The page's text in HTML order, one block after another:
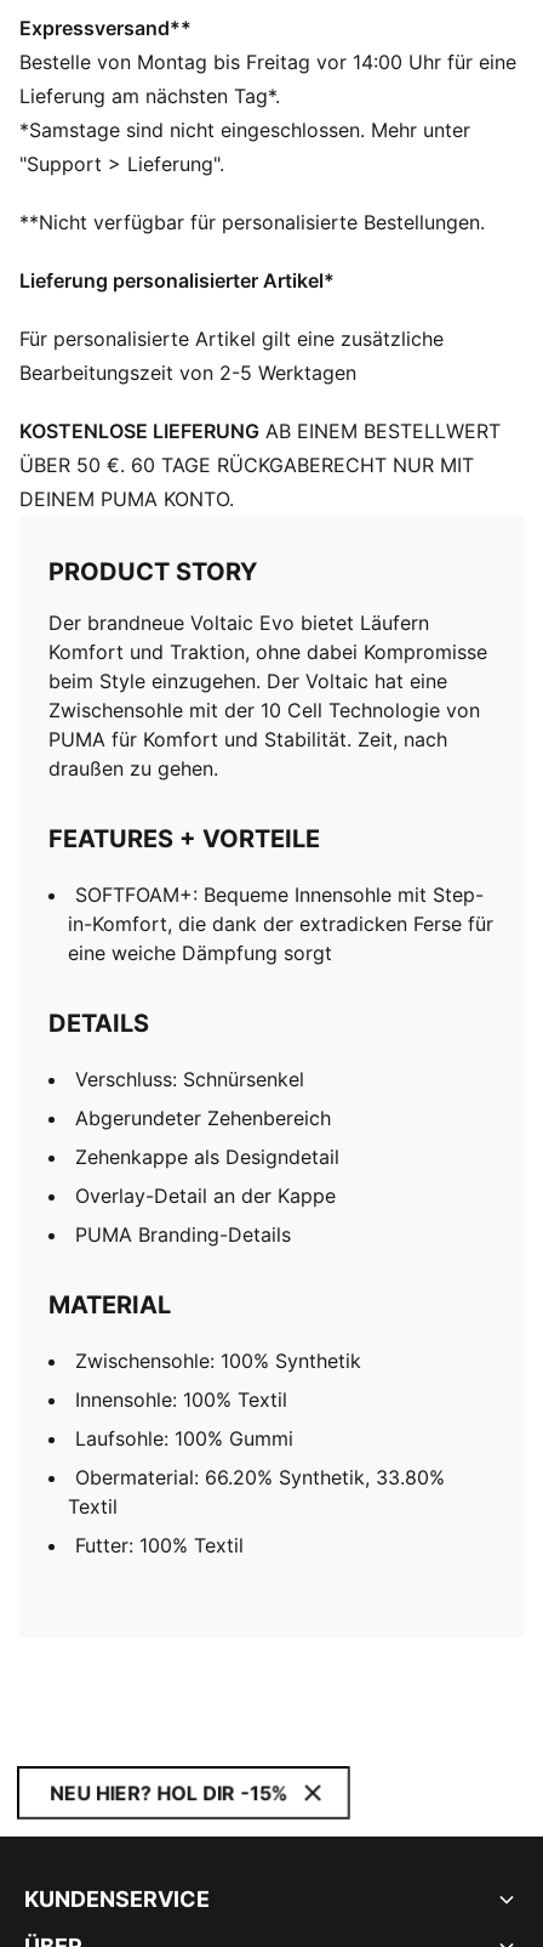
DETAILS
Verschluss: Schnürsenkel
Abgerundeter Zehenbereich
Zehenkappe als Designdetail
Overlay-Detail an der Kappe
PUMA Branding-Details
Expressversand**
Bestelle von Montag bis Freitag vor 14:00 Uhr für eine
Lieferung am nächsten Tag*.
*Samstage sind nicht eingeschlossen. Mehr unter
"Support > Lieferung".
**Nicht verfügbar für personalisierte Bestellungen.
Lieferung personalisierter Artikel*
Für personalisierte Artikel gilt eine zusätzliche
Bearbeitungszeit von 2-5 Werktagen
KOSTENLOSE LIEFERUNG AB EINEM BESTELLWERT
ÜBER 50 €. 60 TAGE RÜCKGABERECHT NUR MIT
DEINEM PUMA KONTO.
PRODUCT STORY
Der brandneue Voltaic Evo bietet Läufern
Komfort und Traktion, ohne dabei Kompromisse
beim Style einzugehen. Der Voltaic hat eine
Zwischensohle mit der 10 Cell Technologie von
PUMA für Komfort und Stabilität. Zeit, nach
draußen zu gehen.
FEATURES + VORTEILE
SOFTFOAM+: Bequeme Innensohle mit Step-
in-Komfort, die dank der extradicken Ferse für
eine weiche Dämpfung sorgt
DETAILS
Verschluss: Schnürsenkel
Abgerundeter Zehenbereich
Zehenkappe als Designdetail
Overlay-Detail an der Kappe
PUMA Branding-Details
MATERIAL
Zwischensohle: 100% Synthetik
Innensohle: 100% Textil
Laufsohle: 100% Gummi
Obermaterial: 66.20% Synthetik, 33.80%
Textil
Futter: 100% Textil
NEU HIER? HOL DIR -15%
KUNDENSERVICE